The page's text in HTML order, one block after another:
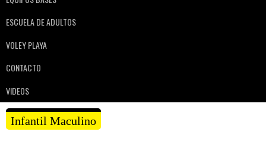
ESCUELA DE ADULTOS
VOLEY PLAYA
CONTACTO
VIDEOS
Infantil Maculino